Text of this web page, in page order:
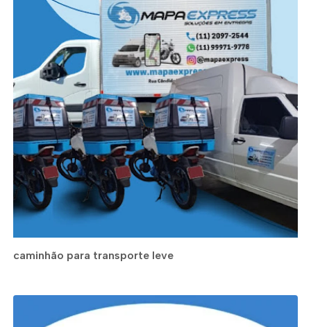
caminhão para transporte leve